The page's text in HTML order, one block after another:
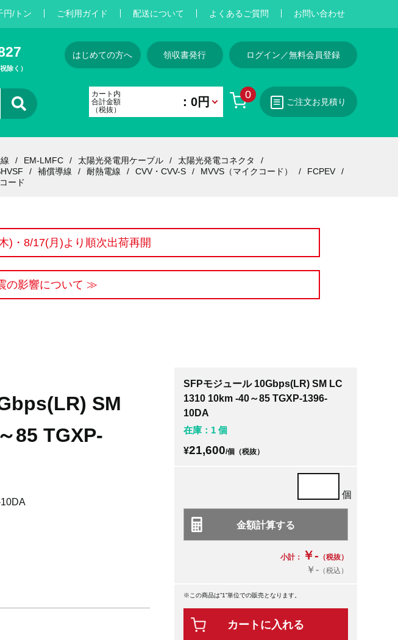
円/トン ご利用ガイド 配送について よくあるご質問 お問い合わせ
除く）
はじめての方へ 領収書発行 ログイン／無料会員登録
0
カート内
合計金額
（税抜）
：0円 ご注文お見積り
EM-LMFC 太陽光発電用ケーブル
太陽光発電コネクタ
補償導線 耐熱電線 CVV・CVV-S MVVS（マイクコード）
FCPEV
ード
)・8/17(月)より順次出荷再開
の影響について ≫
SM
85 TGXP-
SFPモジュール 10Gbps(LR) SM LC
1310 10km -40～85 TGXP-1396-
10DA
在庫：1 個
¥21,600/個（税抜）
個
小計： ￥- （税抜）
￥-（税込）
※この商品は”1”単位での販売となります。
カートに入れる